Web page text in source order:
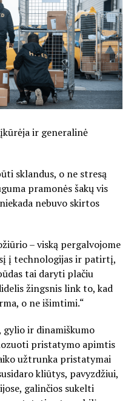
ir generalinė
sklandus, o ne stresą
pramonės šakų vis
nebuvo skirtos
– viską pergalvojome
į technologijas ir patirtį,
tai daryti plačiu
žingsnis link to, kad
o ne išimtimi.“
ir dinamiškumo
pristatymo apimtis
užtrunka pristatymai
kliūtys, pavyzdžiui,
galinčios sukelti